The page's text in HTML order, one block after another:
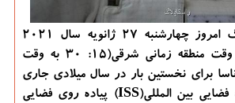
به گزارش راستابلاگ امروز چهارشنبه ۲۷ ژانویه سال ۲۰۲۱
ساعت ۷ بامداد به وقت منطقه زمانی شرقی(۱۵: ۳۰ به وقت
برای نخستین بار در سال میلادی جاری
در خارج از ایستگاه فضایی بین المللی(ISS) پیاده روی فضایی